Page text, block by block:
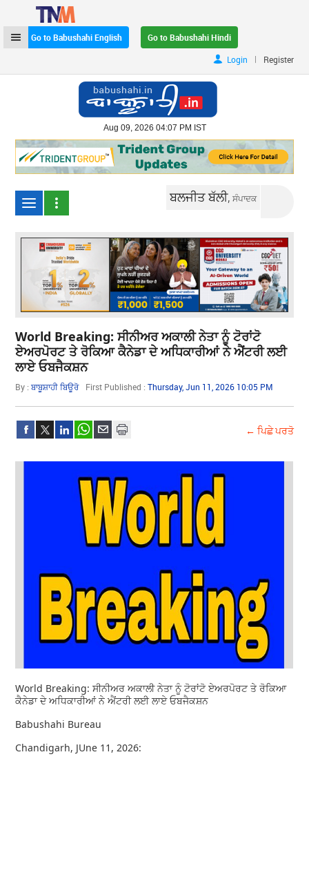
Go to Babushahi English
Go to Babushahi Hindi
Login
| Register
Aug 09, 2026 04:07 PM IST
ਬਲਜੀਤ ਬੱਲੀ,ਸੰਪਾਦਕ
World Breaking: ਸੀਨੀਅਰ ਅਕਾਲੀ ਨੇਤਾ ਨੂੰ ਟੋਰਾਂਟੋ
ਏਅਰਪੋਰਟ ਤੇ ਰੋਕਿਆ ਕੈਨੇਡਾ ਦੇ ਅਧਿਕਾਰੀਆਂ ਨੇ ਐਂਟਰੀ ਲਈ
ਲਾਏ ਓਬਜੈਕਸ਼ਨ
By :ਬਾਬੂਸ਼ਾਹੀ ਬਿਊਰੋ First Published :Thursday, Jun 11, 2026 10:05 PM
← ਪਿਛੇ ਪਰਤੋ
World Breaking: ਸੀਨੀਅਰ ਅਕਾਲੀ ਨੇਤਾ ਨੂੰ ਟੋਰਾਂਟੋ ਏਅਰਪੋਰਟ ਤੇ ਰੋਕਿਆ
ਕੈਨੇਡਾ ਦੇ ਅਧਿਕਾਰੀਆਂ ਨੇ ਐਂਟਰੀ ਲਈ ਲਾਏ ਓਬਜੈਕਸ਼ਨ
Babushahi Bureau
Chandigarh, JUne 11, 2026: